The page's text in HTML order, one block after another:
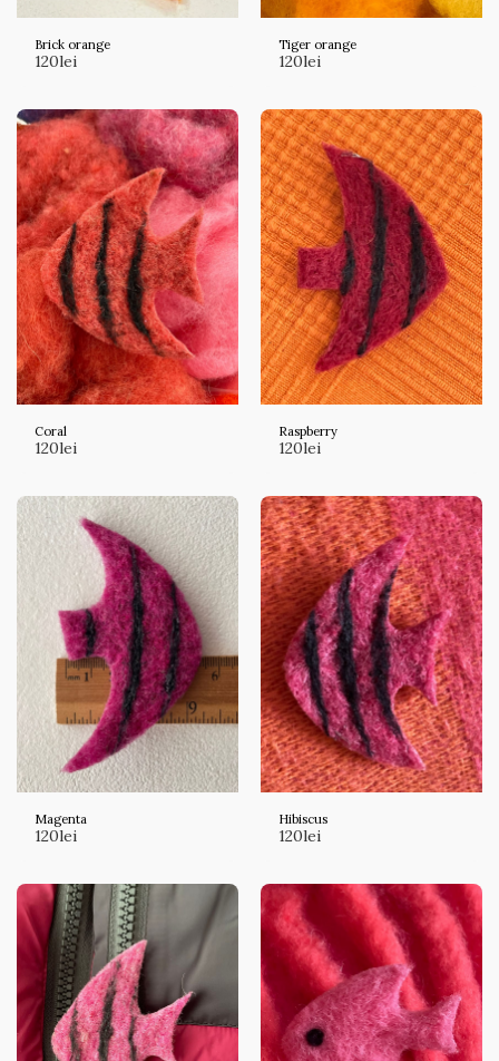
Brick orange
120lei
Tiger orange
120lei
Coral
120lei
Raspberry
120lei
Magenta
120lei
Hibiscus
120lei